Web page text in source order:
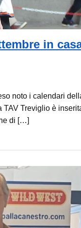
in
noto i calendari
TAV Treviglio è
di […]